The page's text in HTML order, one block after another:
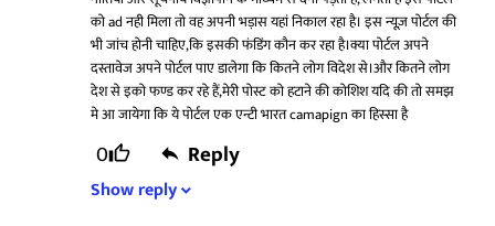
को ad नही मिला तो वह अपनी भड़ास यहां निकाल रहा है। इस न्यूज़ पोर्टल की
भी जांच होनी चाहिए,कि इसकी फंडिंग कौन कर रहा है।क्या पोर्टल अपने
दस्तावेज अपने पोर्टल पाए डालेगा कि कितने लोग विदेश से।और कितने लोग
देश से इको फण्ड कर रहे हैं,मेरी पोस्ट को हटाने की कोशिश यदि की तो समझ
मे आ जायेगा कि ये पोर्टल एक एन्टी भारत camapign का हिस्सा है
0 Reply
Showreply expand_more